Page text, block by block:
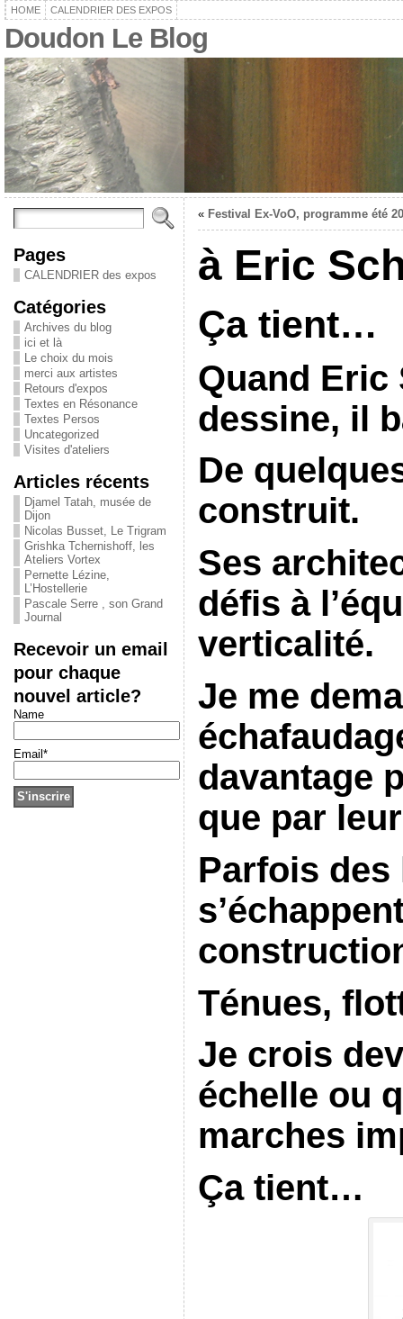
HOME CALENDRIER DES EXPOS
Doudon Le Blog
Pages
CALENDRIER des expos
Catégories
Archives du blog
ici et là
Le choix du mois
merci aux artistes
Retours d'expos
Textes en Résonance
Textes Persos
Uncategorized
Visites d'ateliers
Articles récents
Djamel Tatah, musée de
Dijon
Nicolas Busset, Le Trigram
Grishka Tchernishoff, les
Ateliers Vortex
Pernette Lézine,
L’Hostellerie
Pascale Serre , son Grand
Journal
Recevoir un email
pour chaque
nouvel article?
Name
Email*
« Festival Ex-VoO, programme été
à Eric
Ça tient…
Quand Eric
dessine, il
De
construit.
Ses
défis à
verticalité.
Je me
davantage
que par
Parfois des
Ténues,
Je crois
échelle ou
marches
Ça tient…